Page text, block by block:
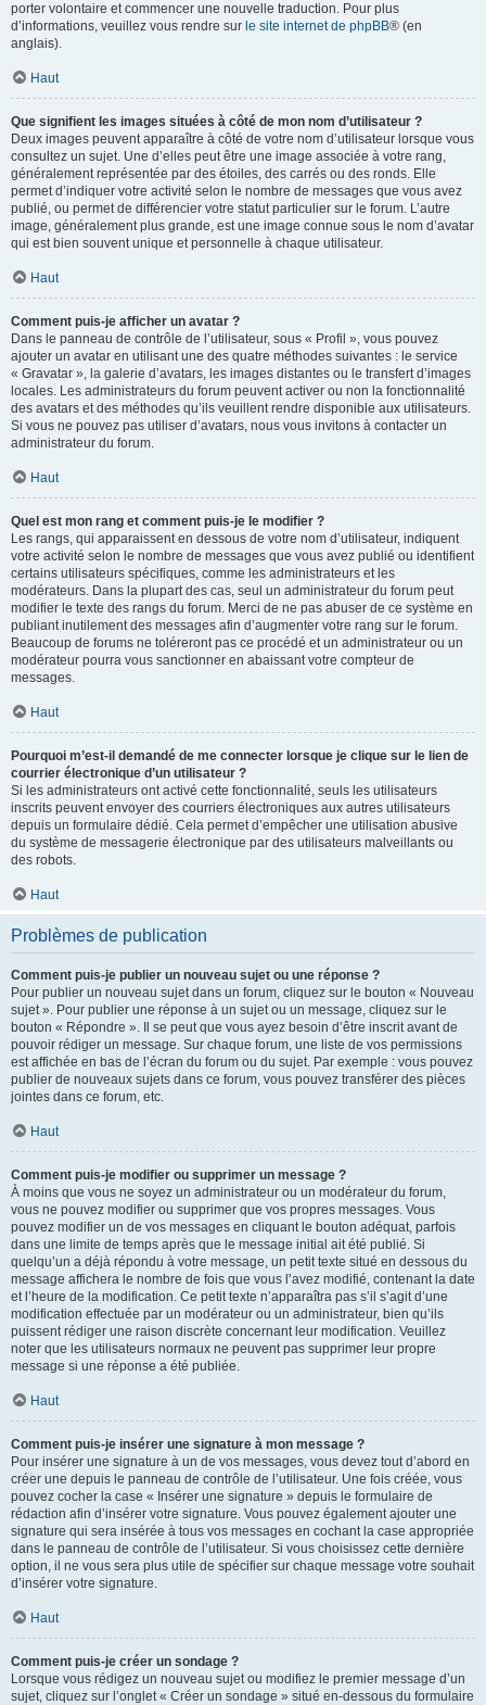
porter volontaire et commencer une nouvelle traduction. Pour plus
d’informations, veuillez vous rendre sur le site internet de phpBB® (en
anglais).
Haut
Que signifient les images situées à côté de mon nom d’utilisateur ?
Deux images peuvent apparaître à côté de votre nom d’utilisateur lorsque vous
consultez un sujet. Une d’elles peut être une image associée à votre rang,
généralement représentée par des étoiles, des carrés ou des ronds. Elle
permet d’indiquer votre activité selon le nombre de messages que vous avez
publié, ou permet de différencier votre statut particulier sur le forum. L’autre
image, généralement plus grande, est une image connue sous le nom d’avatar
qui est bien souvent unique et personnelle à chaque utilisateur.
Haut
Comment puis-je afficher un avatar ?
Dans le panneau de contrôle de l’utilisateur, sous « Profil », vous pouvez
ajouter un avatar en utilisant une des quatre méthodes suivantes : le service
« Gravatar », la galerie d’avatars, les images distantes ou le transfert d’images
locales. Les administrateurs du forum peuvent activer ou non la fonctionnalité
des avatars et des méthodes qu’ils veuillent rendre disponible aux utilisateurs.
Si vous ne pouvez pas utiliser d’avatars, nous vous invitons à contacter un
administrateur du forum.
Haut
Quel est mon rang et comment puis-je le modifier ?
Les rangs, qui apparaissent en dessous de votre nom d’utilisateur, indiquent
votre activité selon le nombre de messages que vous avez publié ou identifient
certains utilisateurs spécifiques, comme les administrateurs et les
modérateurs. Dans la plupart des cas, seul un administrateur du forum peut
modifier le texte des rangs du forum. Merci de ne pas abuser de ce système en
publiant inutilement des messages afin d’augmenter votre rang sur le forum.
Beaucoup de forums ne toléreront pas ce procédé et un administrateur ou un
modérateur pourra vous sanctionner en abaissant votre compteur de
messages.
Haut
Pourquoi m’est-il demandé de me connecter lorsque je clique sur le lien de
courrier électronique d’un utilisateur ?
Si les administrateurs ont activé cette fonctionnalité, seuls les utilisateurs
inscrits peuvent envoyer des courriers électroniques aux autres utilisateurs
depuis un formulaire dédié. Cela permet d’empêcher une utilisation abusive
du système de messagerie électronique par des utilisateurs malveillants ou
des robots.
Haut
Problèmes de publication
Comment puis-je publier un nouveau sujet ou une réponse ?
Pour publier un nouveau sujet dans un forum, cliquez sur le bouton « Nouveau
sujet ». Pour publier une réponse à un sujet ou un message, cliquez sur le
bouton « Répondre ». Il se peut que vous ayez besoin d’être inscrit avant de
pouvoir rédiger un message. Sur chaque forum, une liste de vos permissions
est affichée en bas de l’écran du forum ou du sujet. Par exemple : vous pouvez
publier de nouveaux sujets dans ce forum, vous pouvez transférer des pièces
jointes dans ce forum, etc.
Haut
Comment puis-je modifier ou supprimer un message ?
À moins que vous ne soyez un administrateur ou un modérateur du forum,
vous ne pouvez modifier ou supprimer que vos propres messages. Vous
pouvez modifier un de vos messages en cliquant le bouton adéquat, parfois
dans une limite de temps après que le message initial ait été publié. Si
quelqu’un a déjà répondu à votre message, un petit texte situé en dessous du
message affichera le nombre de fois que vous l’avez modifié, contenant la date
et l’heure de la modification. Ce petit texte n’apparaîtra pas s’il s’agit d’une
modification effectuée par un modérateur ou un administrateur, bien qu’ils
puissent rédiger une raison discrète concernant leur modification. Veuillez
noter que les utilisateurs normaux ne peuvent pas supprimer leur propre
message si une réponse a été publiée.
Haut
Comment puis-je insérer une signature à mon message ?
Pour insérer une signature à un de vos messages, vous devez tout d’abord en
créer une depuis le panneau de contrôle de l’utilisateur. Une fois créée, vous
pouvez cocher la case « Insérer une signature » depuis le formulaire de
rédaction afin d’insérer votre signature. Vous pouvez également ajouter une
signature qui sera insérée à tous vos messages en cochant la case appropriée
dans le panneau de contrôle de l’utilisateur. Si vous choisissez cette dernière
option, il ne vous sera plus utile de spécifier sur chaque message votre souhait
d’insérer votre signature.
Haut
Comment puis-je créer un sondage ?
Lorsque vous rédigez un nouveau sujet ou modifiez le premier message d’un
sujet, cliquez sur l’onglet « Créer un sondage » situé en-dessous du formulaire